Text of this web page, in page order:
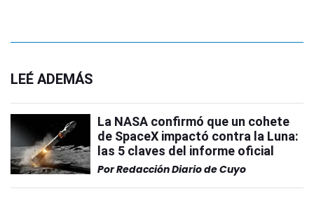
LEÉ ADEMÁS
La NASA confirmó que un cohete
de SpaceX impactó contra la Luna:
las 5 claves del informe oficial
PorRedacción Diario de Cuyo